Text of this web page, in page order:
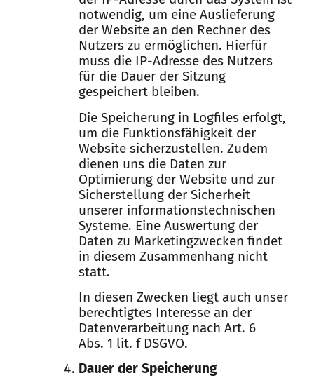
notwendig, um eine Auslieferung
der Website an den Rechner des
Nutzers zu ermöglichen. Hierfür
muss die IP-Adresse des Nutzers
für die Dauer der Sitzung
gespeichert bleiben.
Die Speicherung in Logfiles erfolgt,
um die Funktionsfähigkeit der
Website sicherzustellen. Zudem
dienen uns die Daten zur
Optimierung der Website und zur
Sicherstellung der Sicherheit
unserer informationstechnischen
Systeme. Eine Auswertung der
Daten zu Marketingzwecken findet
in diesem Zusammenhang nicht
statt.
In diesen Zwecken liegt auch unser
berechtigtes Interesse an der
Datenverarbeitung nach Art. 6
Abs. 1 lit. f DSGVO.
Dauer der Speicherung